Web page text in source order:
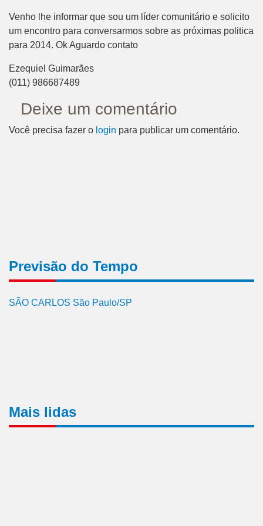
Venho lhe informar que sou um líder comunitário e solicito
um encontro para conversarmos sobre as próximas politica
para 2014. Ok Aguardo contato
Ezequiel Guimarães
(011) 986687489
Deixe um comentário
Você precisa fazer o login para publicar um comentário.
Previsão do Tempo
SÃO CARLOS São Paulo/SP
Mais lidas